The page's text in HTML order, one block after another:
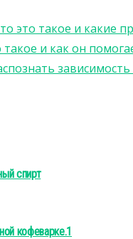
это такое и какие
и как он
спирт
кофеварке.1